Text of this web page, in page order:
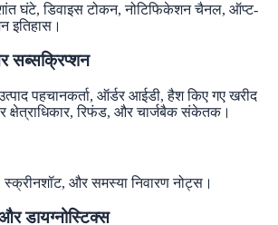
घंटे, डिवाइस टोकन, नोटिफिकेशन चैनल, ऑप्ट-
इतिहास।
सब्सक्रिप्शन
पहचानकर्ता, ऑर्डर आईडी, हैश किए गए खरीद
क्षेत्राधिकार, रिफंड, और चार्जबैक संकेतक।
और समस्या निवारण नोट्स।
डायग्नोस्टिक्स